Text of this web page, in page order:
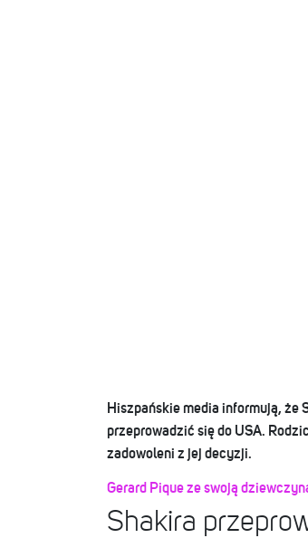
Hiszpańskie media informują, że
przeprowadzić się do USA.
zadowoleni z jej decyzji.
Gerard Pique ze swoją
Shakira